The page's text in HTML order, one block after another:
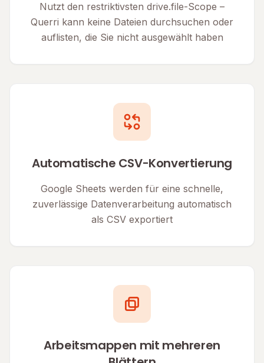
Nutzt den restriktivsten drive.file-Scope –
Querri kann keine Dateien durchsuchen oder
auflisten, die Sie nicht ausgewählt haben
Automatische CSV-Konvertierung
Google Sheets werden für eine schnelle,
zuverlässige Datenverarbeitung automatisch
als CSV exportiert
Arbeitsmappen mit mehreren